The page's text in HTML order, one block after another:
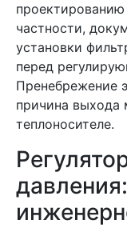
частности,
установки
перед
Пренебрежение
причина выхода
теплоносителе.